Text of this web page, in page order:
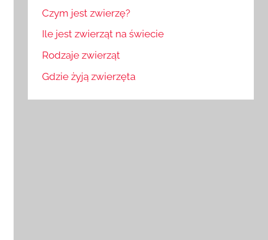
Czym jest zwierzę?
Ile jest zwierząt na świecie
Rodzaje zwierząt
Gdzie żyją zwierzęta